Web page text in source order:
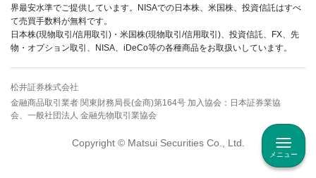
メニュー
界最安水準でご提供しています。NISAでの日本株、米国株、投資信託はすべ
て売買手数料が無料です。
日本株(現物取引/信用取引)・米国株(現物取引/信用取引)、投資信託、FX、先
物・オプション取引、NISA、iDeCo等の各種商品をお取扱いしています。
松井証券株式会社
金融商品取引業者 関東財務局長(金商)第164号 加入協会：日本証券業協
会、一般社団法人 金融先物取引業協会
Copyright © Matsui Securities Co., Ltd.